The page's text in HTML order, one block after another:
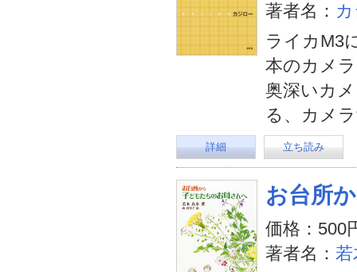
著者名：
ライカM3
本のカメ
奥深いカ
る、カメ
詳細 立ち読み
お台所
価格：500
著者名： 若